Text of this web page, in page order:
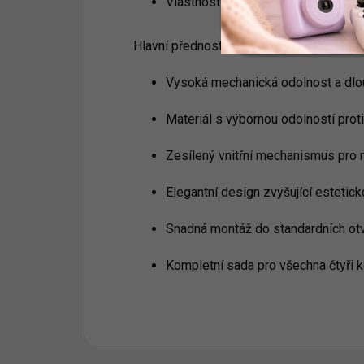
Hlavní přednosti:
Vysoká mechanická odolnost a
Materiál s výbornou odolností
Zesílený vnitřní mechanismus pro
Elegantní design zvyšující
Snadná montáž do standardních
Kompletní sada pro všechna čtyři